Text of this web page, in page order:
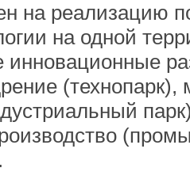
на реализацию
на одной
инновационные
(технопарк),